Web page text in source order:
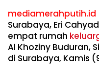
mediamerahputih.id
Surabaya, Eri
empat rumah
Al Khoziny Buduran,
di Surabaya, Kamis